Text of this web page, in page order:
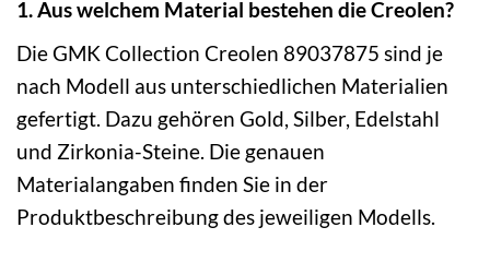
1. Aus welchem Material bestehen die Creolen?
Die GMK Collection Creolen 89037875 sind je
nach Modell aus unterschiedlichen Materialien
gefertigt. Dazu gehören Gold, Silber, Edelstahl
und Zirkonia-Steine. Die genauen
Materialangaben finden Sie in der
Produktbeschreibung des jeweiligen Modells.